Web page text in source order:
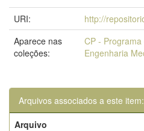
URI:
http://
Aparece nas
coleções:
CP -
Engenharia
Arquivos associados a este item:
Arquivo